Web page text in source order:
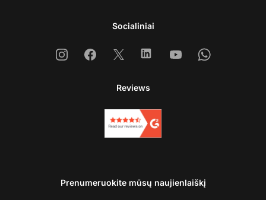
Socialiniai
InstagramFacebook
X LinkedinYoutubeWhatsapp
Reviews
Prenumeruokite mūsų naujienlaiškį